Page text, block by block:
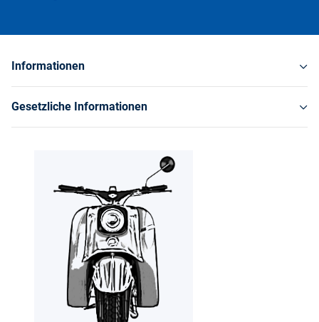
Informationen
Gesetzliche Informationen